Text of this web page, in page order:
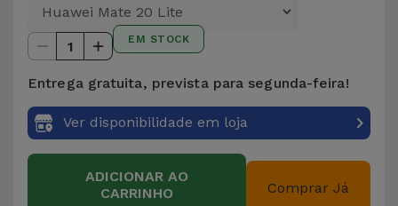
Outras
Marcas
Ver
tudo
para
Gadgets
Higiene
e Casa
1 EM STOCK
Entrega gratuita, prevista para segunda-feira!
Ver disponibilidade em loja
ADICIONAR AO
CARRINHO
Comprar Já